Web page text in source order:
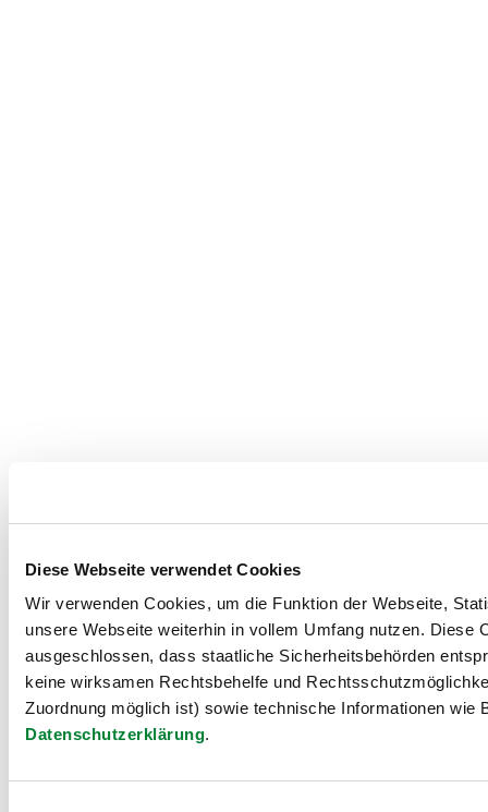
Diese Webseite verwendet Cookies
Wir verwenden Cookies, um die Funktion der Webseite,
unsere Webseite weiterhin in vollem Umfang nutzen.
ausgeschlossen, dass staatliche Sicherheitsbehörden
keine wirksamen Rechtsbehelfe und
Zuordnung möglich ist) sowie technische Informationen
Datenschutzerklärung.